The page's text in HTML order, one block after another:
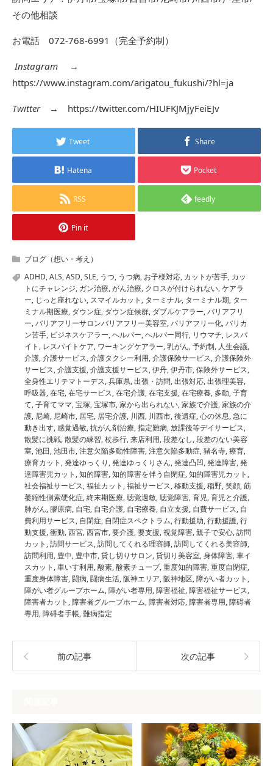
その他相談
お電話 072-768-6991（完全予約制）
Instagram →
https://www.instagram.com/arigatou_fukushi/?hl=ja
Twitter→ https://twitter.com/HIUFKJMjyFeiEJv
Tweet Share
Hatena Pocket
RSS feedly
Pin it
ブログ（想い・考え）
ADHD,ALS,ASD,SLE, うつ, うつ病, お子様対応, カットが苦手, カッ
トにチャレンジ, ガン治療,がん治療, クロスが付けられない,ケアラ
ー, じっと座れない, スマイルカット , ターミナル, ターミナル期, ター
ミナル期医療, ダウン症, ダウン症候群, ダブルケアラー,バリアフリ
ー,バリアフリーサロンバリアフリー美容室,バリアフリー化,バリカ
ン苦手, ビジネスケアラー,ヘルパー,ヘルパー同行, リウマチ, レスパ
イト , レスパイトケア, ワーキングケアラー,乳がん,予約制, 人生会議,
介護,介護サービス,介護タクシー利用,介護保険サービス,介護保険外
サービス,介護支援,介護支援サービス,伊丹,伊丹市,保険外サービス,
全身性エリテマトーデス,兵庫県,出張・訪問,出張対応,出張理美容,
呼吸器,在宅,在宅サービス,在宅介護,在宅支援,在宅療養, 多動,子育
て,子育てママ,宝塚,宝塚市,家から出られない,家族で介護,家族の介
護, 尼崎, 尼崎市, 居宅, 居宅介護, 川西, 川西市,後遺症,心の休息,急に
動き出す,感覚過敏,抗がん剤治療,指定難病,放課後等デイサービス,
散髪に挑戦,散髪の練習,杖歩行,来店利用,段差なし,段差のない美容
室,池田,池田市,注意欠陥多動性障害,注意欠陥多動症,猪名寺,療育,
療育カット ,発達ゆっくり ,発達ゆっくりさん,発達凸凹,発達障害,発
達障害児カット ,知的障害,知的障害を伴う自閉症,知的障害児カット ,
社会福祉サービス,福祉カット ,福祉サービス,移動支援,稲野,笑顔,筋
萎縮性側索硬化症,終末期医療,聴覚過敏,聴覚障害,育児,育児と介護,
肺がん, 膠原病, 自宅, 自宅介護, 自宅療養, 自立支援, 自費サービス, 自
費利用サービス, 自閉症, 自閉症スペクトラム,行動援助,行動援護,行
動支援,衝動,西宮,西宮市,要介護,要支援,視覚障害,親子で安心,訪問
カット ,訪問サービス,訪問してくれる理容師,訪問してくれる美容師,
訪問利用, 豊中, 豊中市,貸し切りサロン,貸切り美容室,身体障害,車イ
スカット ,車いす利用,酸素,酸素チューブ,重度知的障害,重度自閉症,
重度身体障害,闘病,闘病生活,阪神エリア,阪神地区,障がい者カット ,
障がい者グループホーム,障がい者専用,障害福祉,障害福祉サービス,
障害者カット ,障害者グループホーム,障害者対応,障害者専用,障碍者
専用,障碍者手帳,難病指定
前の記事 次の記事